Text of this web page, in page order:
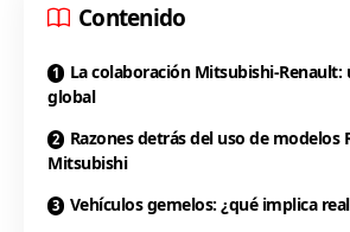
Contenido
La colaboración Mitsubishi-Renault:
global
Razones detrás del uso de modelos
Mitsubishi
Vehículos gemelos: ¿qué implica